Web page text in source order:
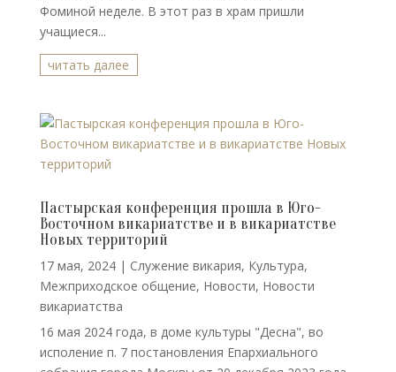
Фоминой неделе. В этот раз в храм пришли
учащиеся...
читать далее
Пастырская конференция прошла в Юго-
Восточном викариатстве и в викариатстве
Новых территорий
17 мая, 2024| Cлужение викария, Культура,
Межприходское общение, Новости, Новости
викариатства
16 мая 2024 года, в доме культуры "Десна", во
исполение п. 7 постановления Епархиального